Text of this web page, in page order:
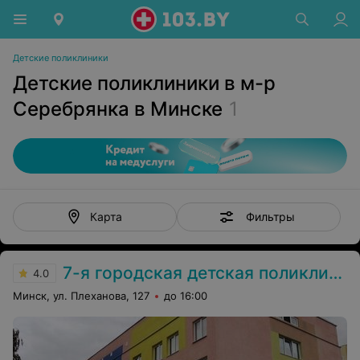
Детские поликлиники
Детские поликлиники в м-р
Серебрянка в Минске 1
Карта Фильтры
4.0 7-я городская детская поликлиника
Минск, ул. Плеханова, 127 до 16:00